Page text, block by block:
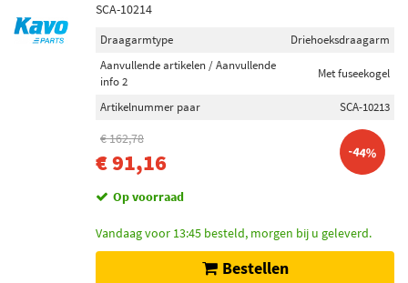
SCA-10214
Draagarmtype
Driehoeksdraagarm
Aanvullende artikelen / Aanvullende
info 2
Met fuseekogel
Artikelnummer paar SCA-10213
€ 162,78
€ 91,16 -44%
Op voorraad
Vandaag voor 13:45 besteld, morgen bij u geleverd.
Bestellen